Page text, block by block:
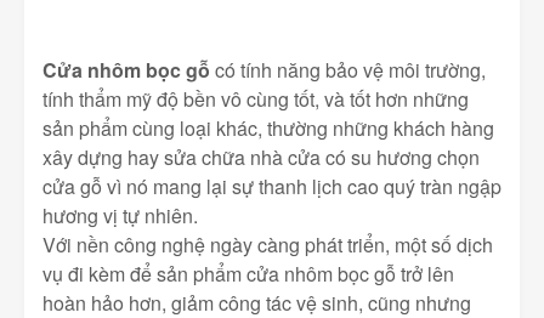
Cửa nhôm bọc gỗ có tính năng bảo vệ môi trường,
tính thẩm mỹ độ bền vô cùng tốt, và tốt hơn những
sản phẩm cùng loại khác, thường những khách hàng
xây dựng hay sửa chữa nhà cửa có su hương chọn
cửa gỗ vì nó mang lại sự thanh lịch cao quý tràn ngập
hương vị tự nhiên.
Với nền công nghệ ngày càng phát triển, một số dịch
vụ đi kèm để sản phẩm cửa nhôm bọc gỗ trở lên
hoàn hảo hơn, giảm công tác vệ sinh, cũng nhưng